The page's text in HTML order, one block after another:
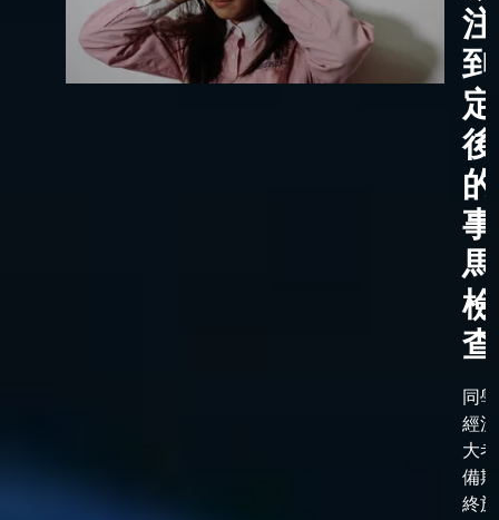
的
檢
同
經
大
備
終